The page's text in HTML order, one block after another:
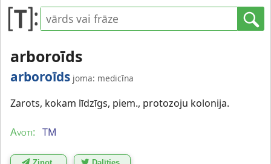
arboroīds
arboroīds joma: medicīna
Zarots, kokam līdzīgs, piem., protozoju kolonija.
Avoti: TM